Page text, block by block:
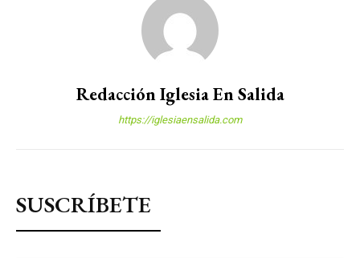
Redacción Iglesia En Salida
https://iglesiaensalida.com
SUSCRÍBETE